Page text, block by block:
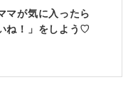
マが気に入ったら
ね！」をしよう♡